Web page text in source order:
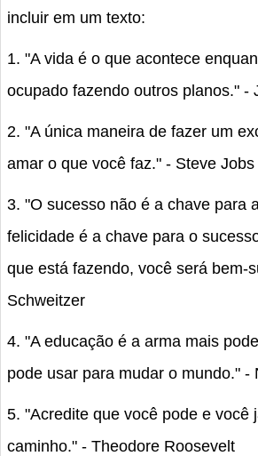
incluir em um texto:
1. "A vida é o que acontece
ocupado fazendo outros planos." -
2. "A única maneira de fazer um
amar o que você faz." - Steve Jobs
3. "O sucesso não é a chave para
felicidade é a chave para o
que está fazendo, você será bem-
Schweitzer
4. "A educação é a arma mais
pode usar para mudar o mundo." -
5. "Acredite que você pode e você
caminho." - Theodore Roosevelt